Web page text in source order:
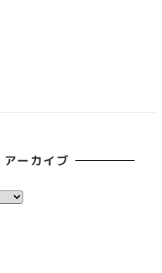
アーカイブ